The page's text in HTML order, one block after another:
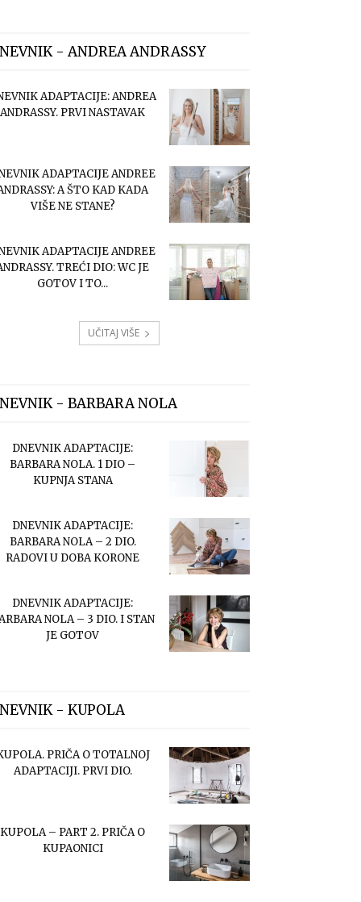
- ANDREA ANDRASSY
ADAPTACIJE: ANDREA
ANDRASSY. PRVI NASTAVAK
ADAPTACIJE ANDREE
A ŠTO KAD KADA
VIŠE NE STANE?
ADAPTACIJE ANDREE
TREĆI DIO: WC JE
GOTOV I TO...
UČITAJ VIŠE
- BARBARA NOLA
DNEVNIK ADAPTACIJE:
BARBARA NOLA. 1 DIO –
KUPNJA STANA
DNEVNIK ADAPTACIJE:
BARBARA NOLA – 2 DIO.
RADOVI U DOBA KORONE
DNEVNIK ADAPTACIJE:
NOLA – 3 DIO. I STAN
JE GOTOV
- KUPOLA
PRIČA O TOTALNOJ
ADAPTACIJI. PRVI DIO.
KUPOLA – PART 2. PRIČA O
KUPAONICI